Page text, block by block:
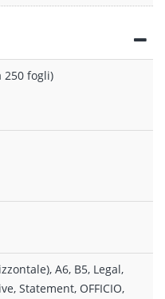
250 fogli)
A6, B5, Legal,
Statement, OFFICIO,